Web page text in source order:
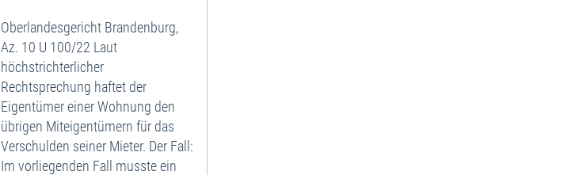
Oberlandesgericht Brandenburg,
Az. 10 U 100/22 Laut
höchstrichterlicher
Rechtsprechung haftet der
Eigentümer einer Wohnung den
übrigen Miteigentümern für das
Verschulden seiner Mieter. Der Fall:
Im vorliegenden Fall musste ein